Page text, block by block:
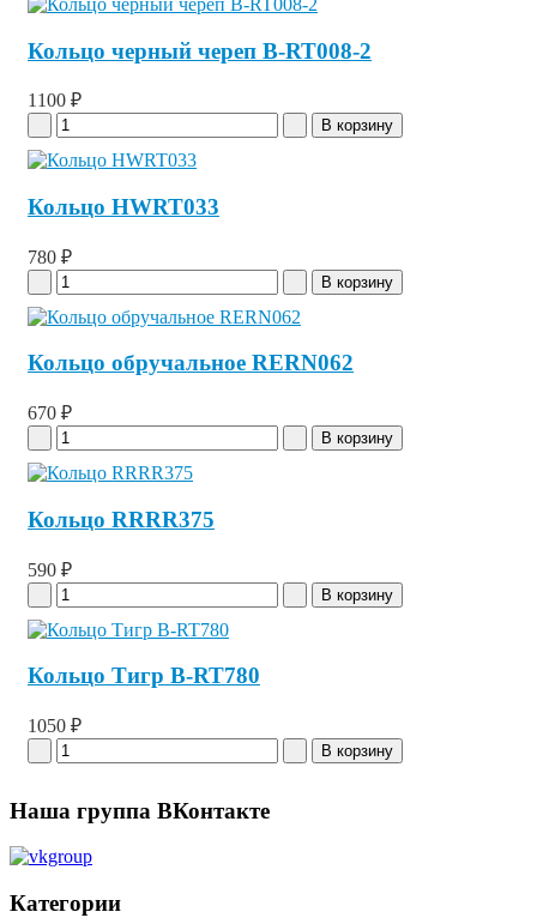
Кольцо черный череп B-RT008-2
1100 ₽
Кольцо HWRT033
780 ₽
Кольцо обручальное RERN062
670 ₽
Кольцо RRRR375
590 ₽
Кольцо Тигр B-RT780
1050 ₽
Наша группа ВКонтакте
Категории